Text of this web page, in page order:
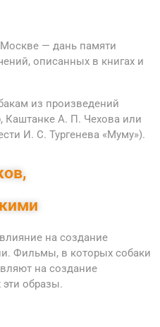
— дань памяти
описанных в книгах и
из произведений
Каштанке А. П. Чехова или
И. С. Тургенева «Муму»).
на создание
Фильмы, в которых собаки
на создание
образы.